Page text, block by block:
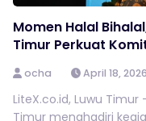
Momen Halal
Timur Perkuat
ocha April 18, 2026
LiteX.co.id, Luwu
Timur menghadiri